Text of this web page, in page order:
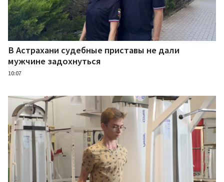
В Астрахани судебные приставы не дали
мужчине задохнуться
10:07